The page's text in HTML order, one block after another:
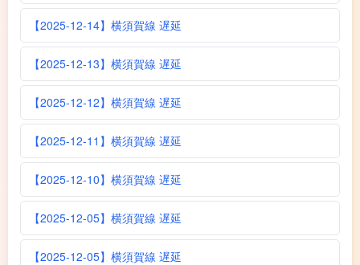
【2025-12-14】横須賀線 遅延
【2025-12-13】横須賀線 遅延
【2025-12-12】横須賀線 遅延
【2025-12-11】横須賀線 遅延
【2025-12-10】横須賀線 遅延
【2025-12-05】横須賀線 遅延
【2025-12-05】横須賀線 遅延